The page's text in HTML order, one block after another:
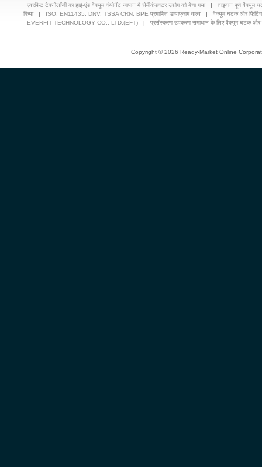
एवरफिट टेक्नोलॉजी का हाई-एंड वैक्यूम कंपोनेंट जापान में सेमीकंडक्टर उद्योग को बेचा गया|ताइवान पूर्ण वैक्यूम
किया| ISO, EN11435, DNV, TSSA CRN, BPE प्रमाणित डायाफ्राम वाल्व |वैक्यूम घटक और फिटिंग
EVERFIT TECHNOLOGY CO., LTD.(EFT) |प्रसंस्करण उपकरण समाधान के लिए वैक्यूम घटक और
Copyright © 2026 Ready-Market Online